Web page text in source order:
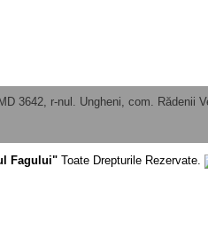
3642, r-nul. Ungheni, com. Rădenii
Fagului" Toate Drepturile Rezervate.